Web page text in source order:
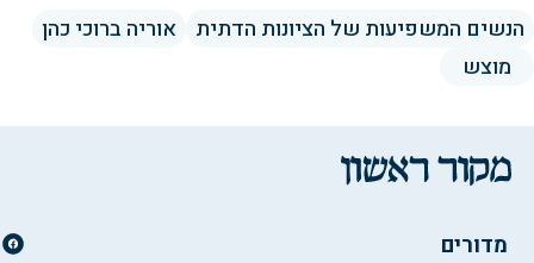
הנשים המשפיעות של הציונות הדתית
אוריה ברוכי כהן
מוצש
מדורים